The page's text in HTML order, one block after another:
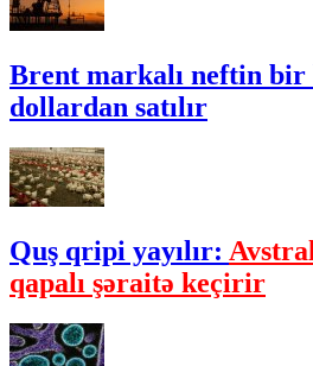
Brent markalı neftin bir
dollardan satılır
Quş qripi yayılır:
qapalı şəraitə keçirir